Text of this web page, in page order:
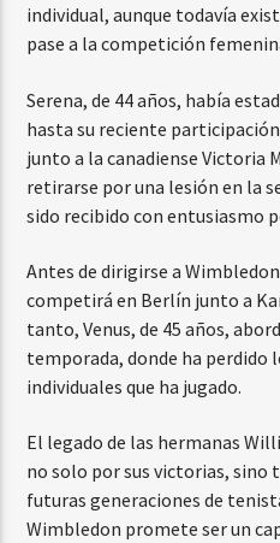
individual, aunque todavía
pase a la competición
Serena, de 44 años, había
hasta su reciente
junto a la canadiense Victoria
retirarse por una lesión en la
sido recibido con entusiasmo
Antes de dirigirse a
competirá en Berlín junto a
tanto, Venus, de 45 años,
temporada, donde ha perdido
individuales que ha jugado.
El legado de las hermanas
no solo por sus victorias, sino
futuras generaciones de
Wimbledon promete ser un